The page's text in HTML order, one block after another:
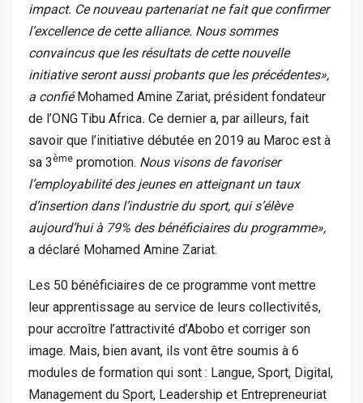
impact. Ce nouveau partenariat ne fait que confirmer
l’excellence de cette alliance. Nous sommes
convaincus que les résultats de cette nouvelle
initiative seront aussi probants que les précédentes»,
a confiéMohamed Amine Zariat, président fondateur
de l’ONG Tibu Africa. Ce dernier a, par ailleurs, fait
savoir que l’initiative débutée en 2019 au Maroc est à
sa 3 ème promotion. Nous visons de favoriser
l’employabilité des jeunes en atteignant un taux
d’insertion dans l’industrie du sport, qui s’élève
aujourd’hui à 79% des bénéficiaires du programme»,
a déclaré Mohamed Amine Zariat.
Les 50 bénéficiaires de ce programme vont mettre
leur apprentissage au service de leurs collectivités,
pour accroître l’attractivité d’Abobo et corriger son
image. Mais, bien avant, ils vont être soumis à 6
modules de formation qui sont : Langue, Sport, Digital,
Management du Sport, Leadership et Entrepreneuriat